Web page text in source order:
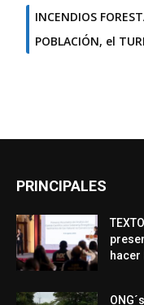
INCENDIOS
POBLACIÓN, el
PRINCIPALES
hacer